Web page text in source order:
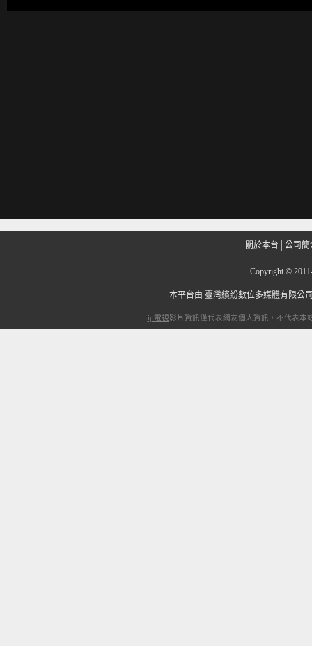
關於本台 公司簡
Copyright ©
本平台由 臺灣繽紛數位多媒體有限公
ip電視影片資訊僅代表網友個人資訊，不代表本